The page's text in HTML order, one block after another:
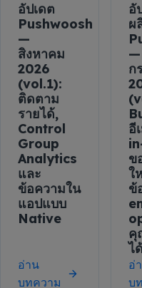
อัปเดต
Pushwoosh
—
สิงหาคม
2026
(vol.1):
ติดตาม
รายได้,
Control
Group
Analytics
และ
ข้อความใน
แอปแบบ
Native
อ่าน
บทความ
อั
ผ
—
ก
อี
ข
ใ
ข้
คุ
ไ
อ่
บ